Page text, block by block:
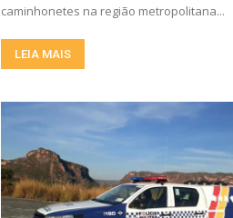
caminhonetes na região metropolitana...
LEIA MAIS